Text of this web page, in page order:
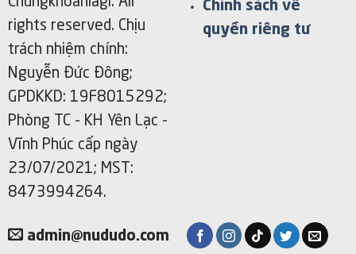
rights reserved. Chịu
trách nhiệm chính:
Nguyễn Đức Đông;
GPDKKD: 19F8015292;
Phòng TC - KH Yên Lạc -
Vĩnh Phúc cấp ngày
23/07/2021; MST:
8473994264.
Chính sách về
quyền riêng tư
admin@nududo.com